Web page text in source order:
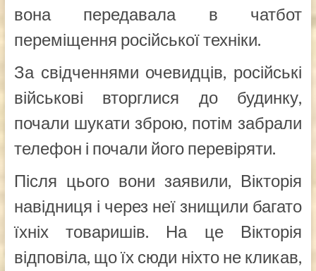
вона передавала в чатбот
переміщення російської техніки.
За свідченнями очевидців, російські
військові вторглися до будинку,
почали шукати зброю, потім забрали
телефон і почали його перевіряти.
Після цього вони заявили, Вікторія
навідниця і через неї знищили багато
їхніх товаришів. На це Вікторія
відповіла, що їх сюди ніхто не кликав,